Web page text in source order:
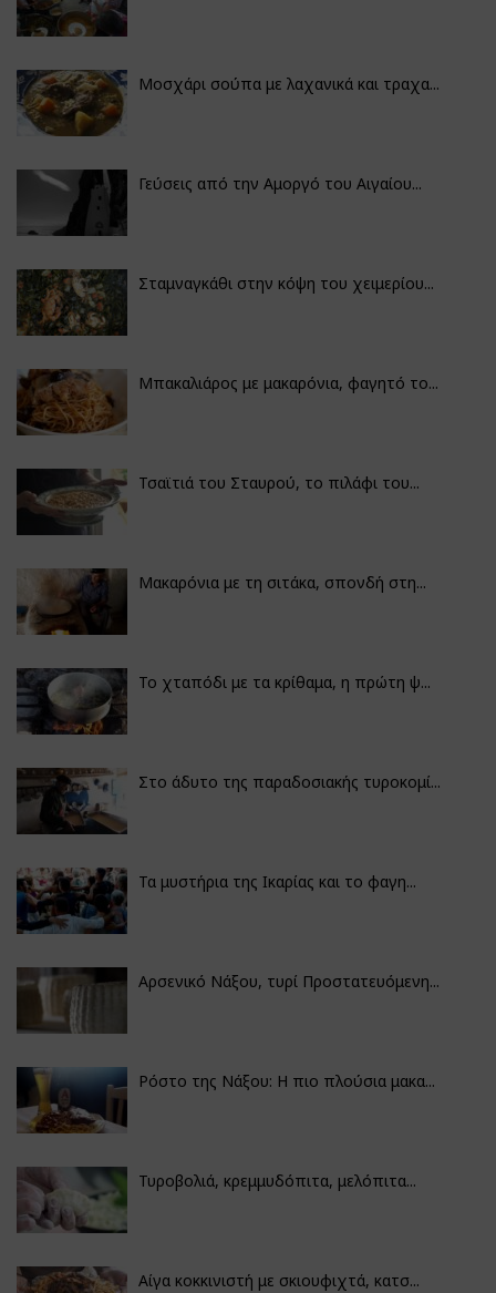
Μοσχάρι σούπα με λαχανικά και τραχα...
Γεύσεις από την Αμοργό του Αιγαίου...
Σταμναγκάθι στην κόψη του χειμερίου...
Μπακαλιάρος με μακαρόνια, φαγητό το...
Τσαϊτιά του Σταυρού, το πιλάφι του...
Μακαρόνια με τη σιτάκα, σπονδή στη...
Το χταπόδι με τα κρίθαμα, η πρώτη ψ...
Στο άδυτο της παραδοσιακής τυροκομί...
Τα μυστήρια της Ικαρίας και το φαγη...
Αρσενικό Νάξου, τυρί Προστατευόμενη...
Ρόστο της Νάξου: Η πιο πλούσια μακα...
Τυροβολιά, κρεμμυδόπιτα, μελόπιτα...
Αίγα κοκκινιστή με σκιουφιχτά, κατσ...